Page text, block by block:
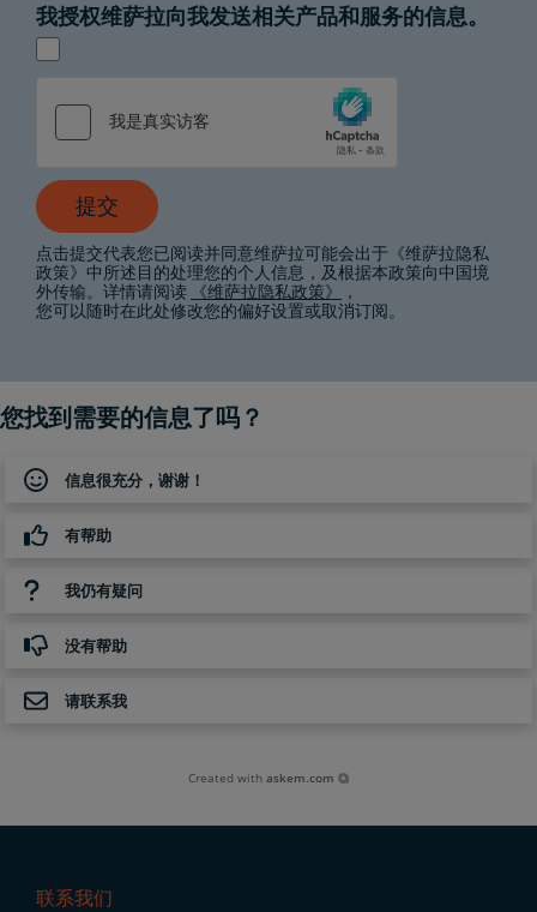
我授权维萨拉向我发送相关产品和服务的信息。
提交
点击提交代表您已阅读并同意维萨拉可能会出于《维萨拉隐私
政策》中所述目的处理您的个人信息，及根据本政策向中国境
外传输。详情请阅读
《维萨拉隐私政策》
，
您可以随时在此处修改您的偏好设置或取消订阅。
您找到需要的信息了吗？
信息很充分，谢谢！
有帮助
我仍有疑问
没有帮助
请联系我
Created withaskem.com
联系我们